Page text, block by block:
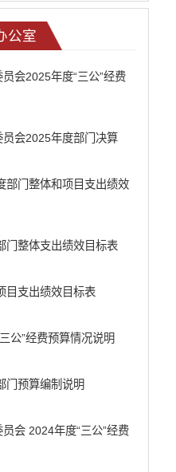
会
员会
作部
公室
会2025年度“三公”经费
会2025年度部门决算
部门整体和项目支出绩效
门整体支出绩效目标表
目支出绩效目标表
公”经费预算情况说明
门预算编制说明
会 2024年度“三公”经费